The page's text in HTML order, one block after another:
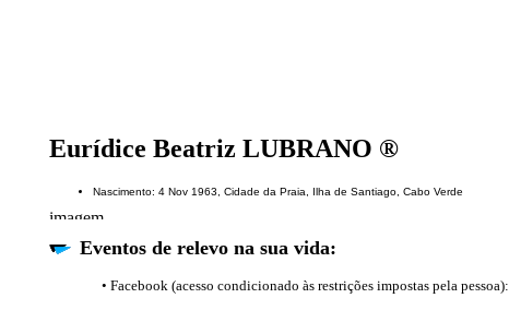
Eurídice Beatriz LUBRANO ®
Nascimento: 4 Nov 1963, Cidade da Praia, Ilha de Santiago, Cabo Verde
Eventos de relevo na sua vida:
• Facebook (acesso condicionado às restrições impostas pela pessoa):